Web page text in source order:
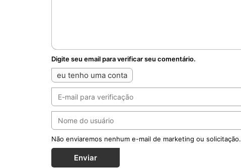
Digite seu email para verificar seu comentário.
eu tenho uma conta
Não enviaremos nenhum e-mail de marketing ou solicitação.
Enviar